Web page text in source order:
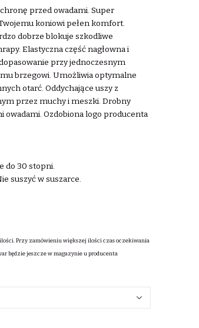
przed owadami. Super
koniowi pełen komfort.
dobrze blokuje szkodliwe
Elastyczna część nagłowna i
przy jednoczesnym
brzegowi. Umożliwia optymalne
otarć. Oddychające uszy z
przez muchy i meszki. Drobny
Ozdobiona logo producenta
do 30 stopni.
suszyć w suszarce.
Przy zamówieniu większej ilości czas oczekiwania
będzie jeszcze w magazynie u producenta